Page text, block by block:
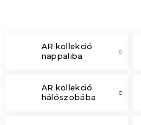
AR kollekció
nappaliba
AR kollekció
hálószobába